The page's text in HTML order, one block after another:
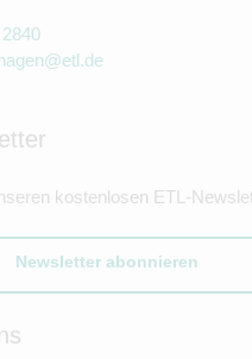
kostenlosen ETL-
Newsletter abonnieren